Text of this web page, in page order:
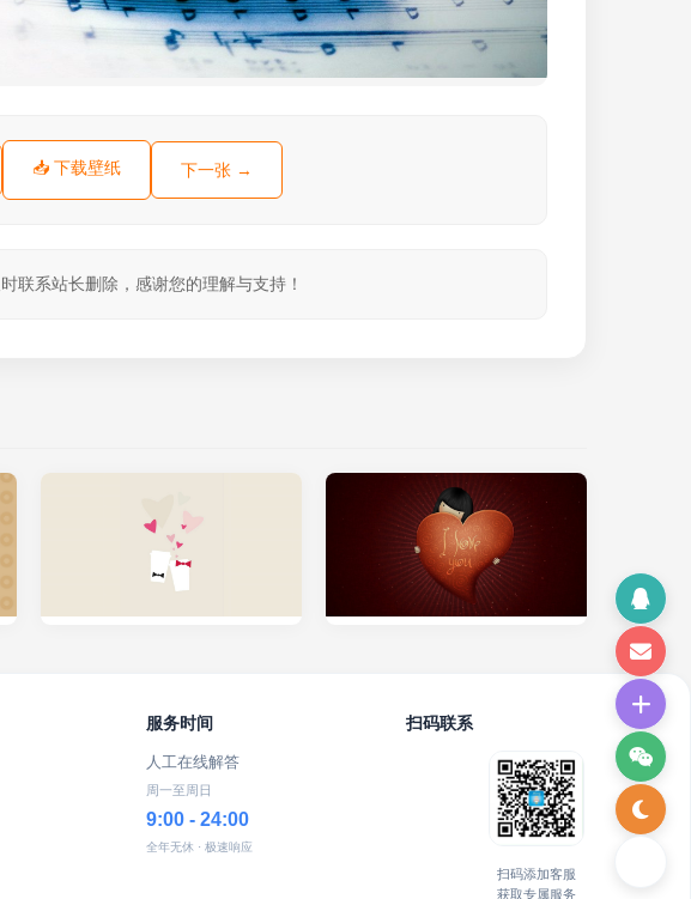
📥 下载壁纸 下一张 →
联系站长删除，感谢您的理解与支持！
服务时间
人工在线解答
周一至周日
9:00 - 24:00
全年无休 · 极速响应
扫码联系
扫码添加客服
获取专属服务